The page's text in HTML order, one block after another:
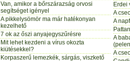
Van, amikor a bőrszárazság orvosi
segítséget igényel
A pikkelysömör ma már hatékonyan
kezelhető
7 ok az őszi anyajegyszűrésre
Mit lehet kezdeni a vírus okozta
kiütésekkel?
Korpaszerű lemezkék, sárgás, viszkető
Erdei
A
A
A
A